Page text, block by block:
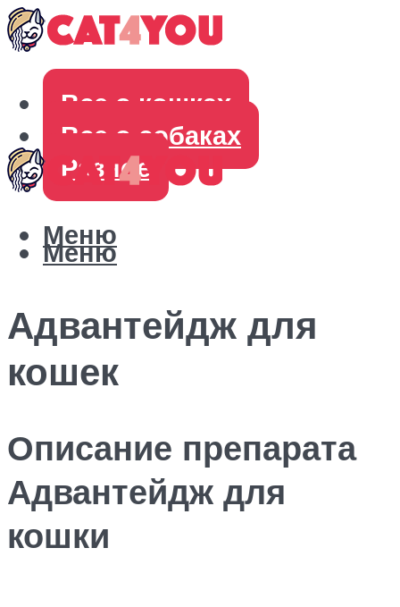
Все о кошках
Все о собаках
Разное
Меню
Меню
Адвантейдж для
кошек
Описание препарата
Адвантейдж для
кошки